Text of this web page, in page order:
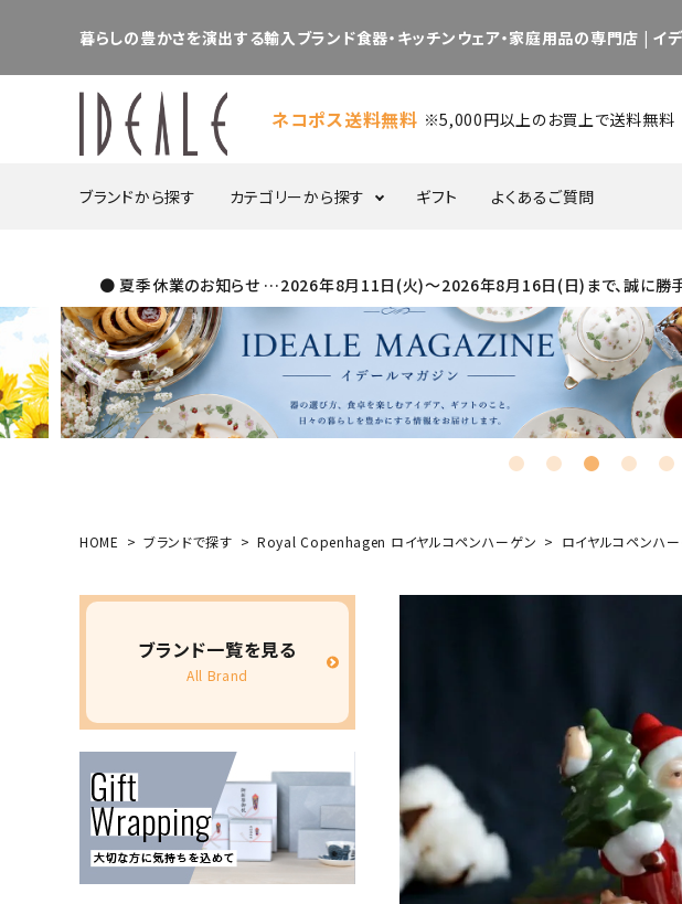
暮らしの豊かさを演出する輸入ブランド食器・キッチンウェア・家庭用品の専門店 | イ
ネコポス送料無料 ※5,000円以上のお買上で送料無料
ブランドから探す カテゴリーから探す
食器・カトラリー キッチン用品・調理用品
プレート ボウル グラス
ポット／シュガー／
ケーキスタンド カトラリー
ギフト よくあるご質問
● 夏季休業のお知らせ …2026年8月11日(火)～2026年8月16日(日)まで、誠に勝手
HOME ブランドで探す Royal Copenhagen ロイヤルコペンハーゲン ロイヤルコペンハ
ブランド一覧を見る
All Brand